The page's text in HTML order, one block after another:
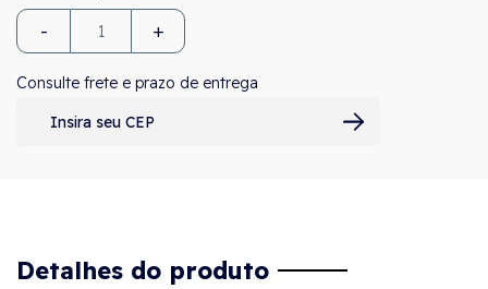
- +
Consulte frete e prazo de entrega
Detalhes do produto